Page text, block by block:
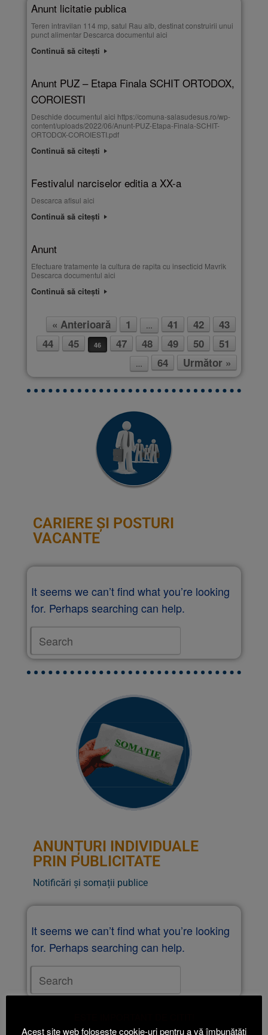
Anunt licitatie publica
Teren intravilan 114 mp, satul Rau alb, destinat construirii unui
punct alimentar Descarca documentul aici
Continuă să citești
Anunt PUZ – Etapa Finala SCHIT ORTODOX,
COROIESTI
Deschide documentul aici https://comuna-salasudesus.ro/wp-
content/uploads/2022/06/Anunt-PUZ-Etapa-Finala-SCHIT-
ORTODOX-COROIESTI.pdf
Continuă să citești
Festivalul narciselor editia a XX-a
Descarca afisul aici
Continuă să citești
Anunt
Efectuare tratamente la cultura de rapita cu insecticid Mavrik
Descarca documentul aici
Continuă să citești
Post navigation
« Anterioară 1 … 41 42
43
44
45 46 47 48 49 50 51
… 64 Următor »
CARIERE ȘI POSTURI
VACANTE
It seems we can’t find what you’re looking
for. Perhaps searching can help.
ANUNȚURI INDIVIDUALE
PRIN PUBLICITATE
Notificări și somații publice
It seems we can’t find what you’re looking
for. Perhaps searching can help.
Acest site web folosește cookie-uri pentru a vă îmbunătăți